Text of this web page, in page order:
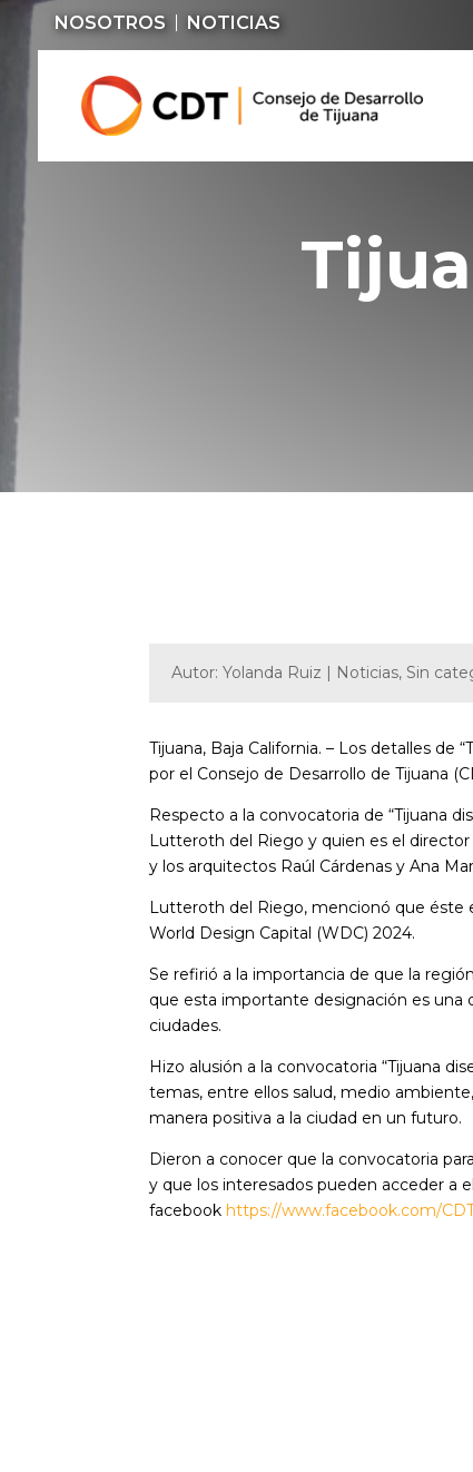
NOSOTROS NOTICIAS
Autor: Yolanda Ruiz | Noticias, Sin
Tijuana, Baja California. – Los detalles de
por el Consejo de Desarrollo de Tijuana
Respecto a la convocatoria de “Tijuana
Lutteroth del Riego y quien es el
y los arquitectos Raúl Cárdenas y Ana
Lutteroth del Riego, mencionó que éste
World Design Capital (WDC) 2024.
Se refirió a la importancia de que la
que esta importante designación es una
ciudades.
Hizo alusión a la convocatoria “Tijuana
temas, entre ellos salud, medio
manera positiva a la ciudad en un futuro.
Dieron a conocer que la convocatoria
y que los interesados pueden acceder a
facebook https://www.facebook.com/